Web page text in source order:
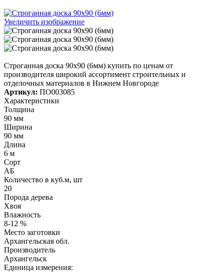
Увеличить изображение
Строганная доска 90х90 (6мм) купить по ценам от
производителя широкий ассортимент строительных и
отделочных материалов в Нижнем Новгороде
Артикул: ПО003085
Характеристики
Толщина
90 мм
Ширина
90 мм
Длина
6 м
Сорт
АБ
Количество в куб.м, шт
20
Порода дерева
Хвоя
Влажность
8-12 %
Место заготовки
Архангельская обл.
Производитель
Архангельск
Единица измерения: